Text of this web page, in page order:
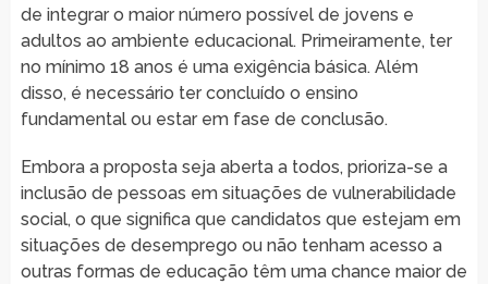
de integrar o maior número possível de jovens e
adultos ao ambiente educacional. Primeiramente, ter
no mínimo 18 anos é uma exigência básica. Além
disso, é necessário ter concluído o ensino
fundamental ou estar em fase de conclusão.
Embora a proposta seja aberta a todos, prioriza-se a
inclusão de pessoas em situações de vulnerabilidade
social, o que significa que candidatos que estejam em
situações de desemprego ou não tenham acesso a
outras formas de educação têm uma chance maior de